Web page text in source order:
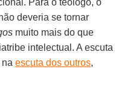
deveria se tornar
muito mais do que
intelectual. A escuta
naescuta dos outros,